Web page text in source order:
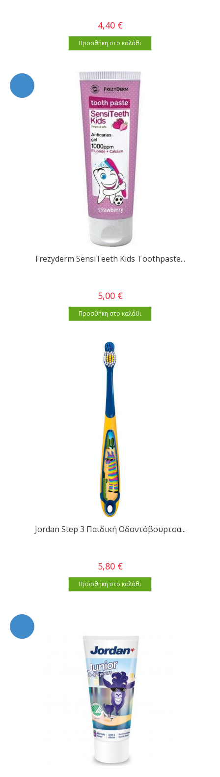
4,40 €
Προσθήκη στο καλάθι
Frezyderm SensiTeeth Kids Toothpaste...
5,00 €
Προσθήκη στο καλάθι
Jordan Step 3 Παιδική Οδοντόβουρτσα...
5,80 €
Προσθήκη στο καλάθι